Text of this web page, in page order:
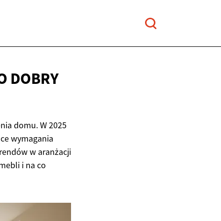
DOBRY
domu. W 2025
wymagania
w aranżacji
i na co